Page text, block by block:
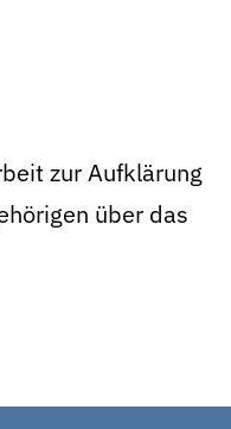
zur Aufklärung
über das